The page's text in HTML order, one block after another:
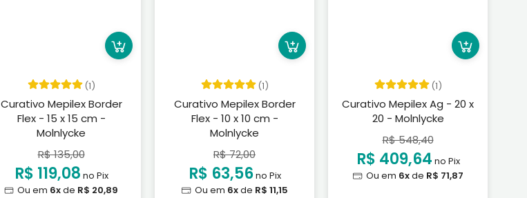
(1)
Curativo Mepilex Border
Flex - 15 x 15 cm -
Molnlycke
R$ 135,00
R$ 119,08 no Pix
Ou em 6xde R$ 20,89
(1)
Curativo Mepilex Border
Flex - 10 x 10 cm -
Molnlycke
R$ 72,00
R$ 63,56no Pix
Ou em 6xde R$ 11,15
(1)
Curativo Mepilex Ag - 20 x
20 - Molnlycke
R$ 548,40
R$ 409,64 no Pix
Ou em 6xde R$ 71,87